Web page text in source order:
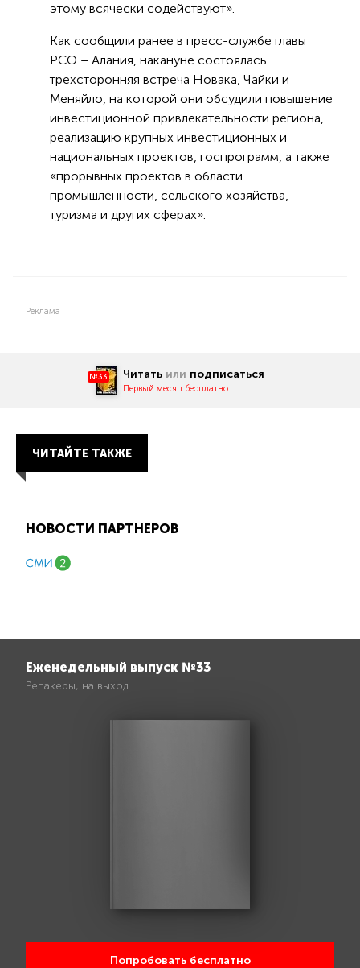
этому всячески содействуют».
Как сообщили ранее в пресс-службе главы
РСО – Алания, накануне состоялась
трехсторонняя встреча Новака, Чайки и
Меняйло, на которой они обсудили повышение
инвестиционной привлекательности региона,
реализацию крупных инвестиционных и
национальных проектов, госпрограмм, а также
«прорывных проектов в области
промышленности, сельского хозяйства,
туризма и других сферах».
Реклама
№33 Читать или подписаться
Первый месяц бесплатно
ЧИТАЙТЕ ТАКЖЕ
НОВОСТИ ПАРТНЕРОВ
Еженедельный выпуск №33
Репакеры, на выход
Попробовать бесплатно